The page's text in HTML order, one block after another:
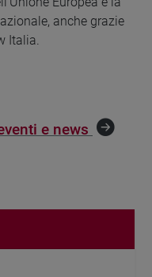
anche grazie
Italia.
e news